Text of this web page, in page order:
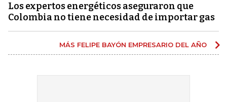
Los expertos energéticos aseguraron que
Colombia no tiene necesidad de importar gas
MÁS FELIPE BAYÓN EMPRESARIO DEL AÑO